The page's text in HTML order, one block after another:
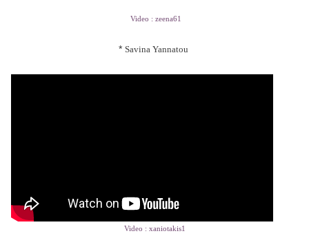
Video : zeena61
* Savina Yannatou
Video : xaniotakis1